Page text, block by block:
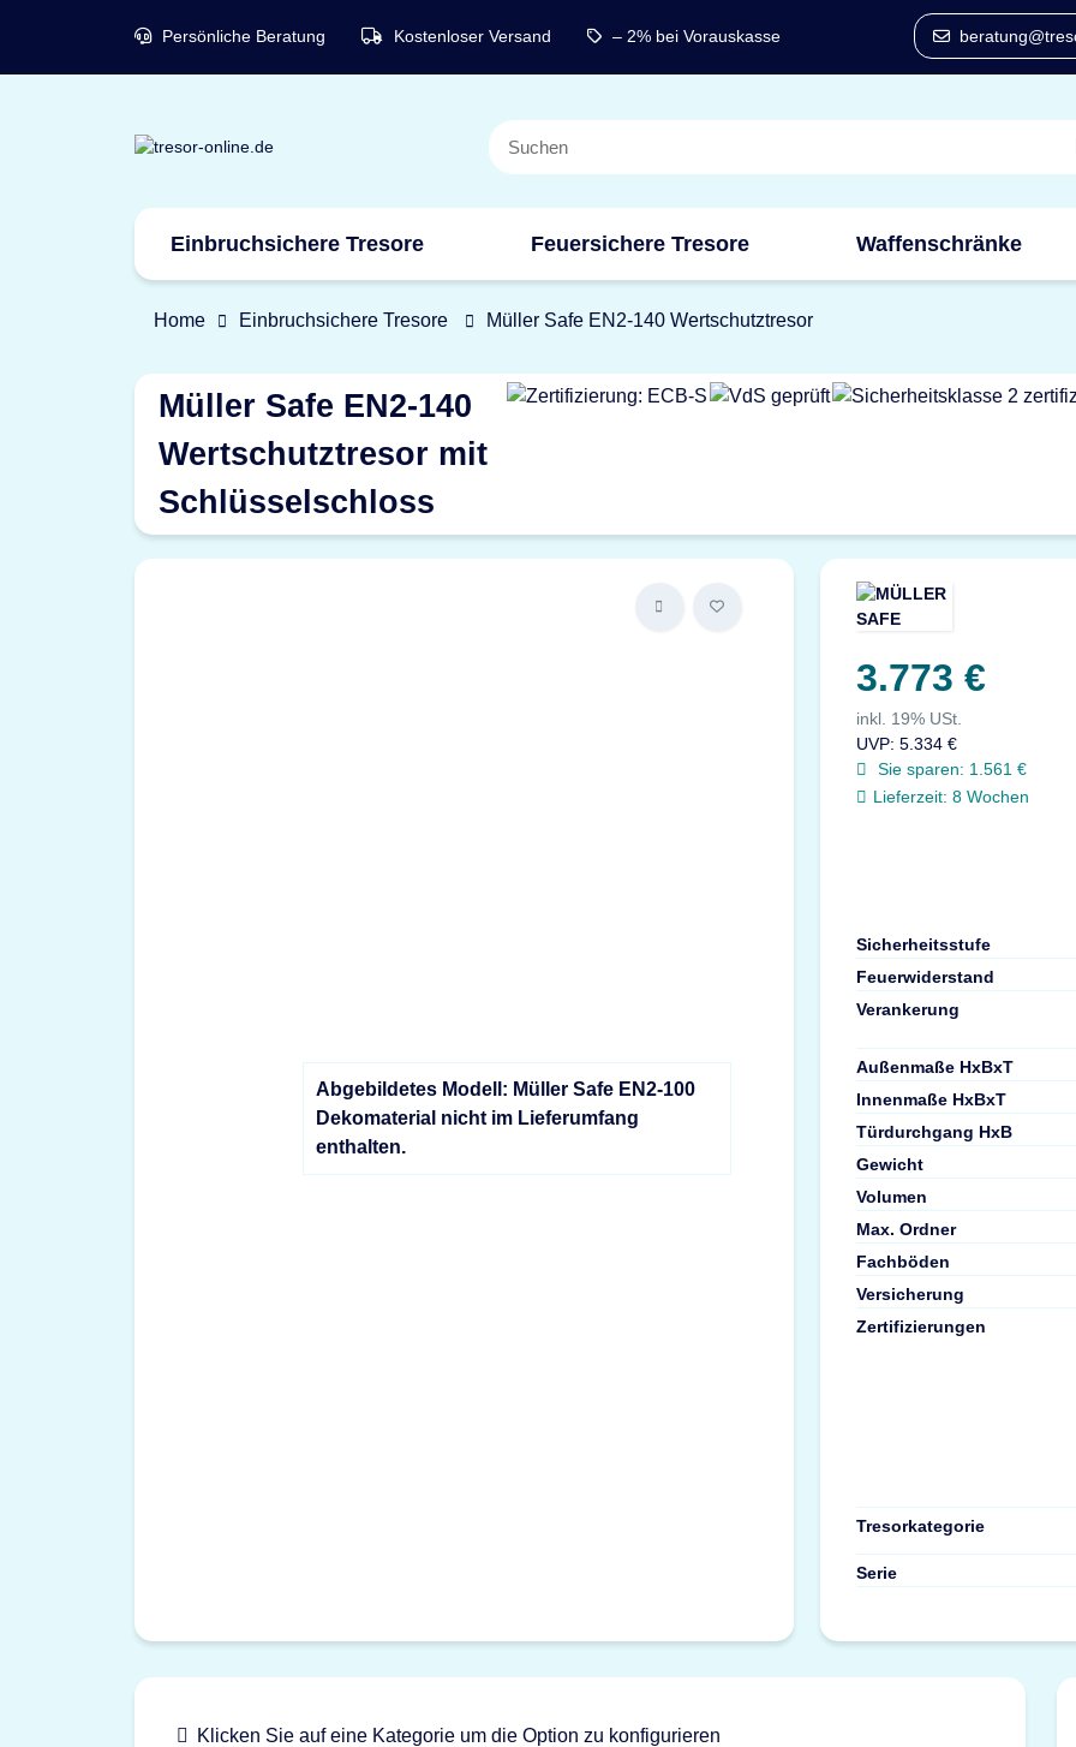
Persönliche Beratung Kostenloser Versand – 2% bei Vorauskasse
Einbruchsichere Tresore Feuersichere Tresore Waffenschränke
Marken
Home Einbruchsichere Tresore Müller Safe EN2-140 Wertschutztresor
Müller Safe EN2-140
Wertschutztresor mit
Schlüsselschloss
Abgebildetes Modell: Müller Safe EN2-100
Dekomaterial nicht im Lieferumfang
enthalten.
3.773 €
inkl. 19% USt.
UVP:5.334 €
Sie sparen: 1.561 €
Lieferzeit: 8 Wochen
Sicherheitsstufe
Feuerwiderstand
Verankerung
Außenmaße HxBxT
Innenmaße HxBxT
Türdurchgang HxB
Gewicht
Volumen
Max. Ordner
Fachböden
Versicherung
Zertifizierungen
Tresorkategorie
Serie
Klicken Sie auf eine Kategorie um die Option zu konfigurieren